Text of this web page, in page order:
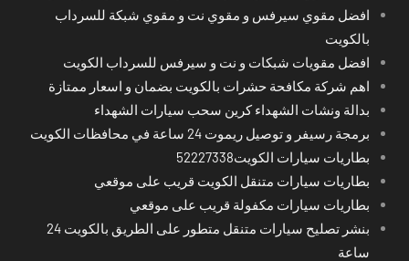
افضل مقوي سيرفس و مقوي نت و مقوي شبكة للسرداب
بالكويت
افضل مقويات شبكات و نت و سيرفس للسرداب الكويت
اهم شركة مكافحة حشرات بالكويت بضمان و اسعار ممتازة
بدالة ونشات الشهداء كرين سحب سيارات الشهداء
برمجة رسيفر و توصيل ريموت 24 ساعة في محافظات الكويت
بطاريات سيارات الكويت52227338
بطاريات سيارات متنقل الكويت قريب على موقعي
بطاريات سيارات مكفولة قريب على موقعي
بنشر تصليح سيارات متنقل متطور على الطريق بالكويت 24
ساعة